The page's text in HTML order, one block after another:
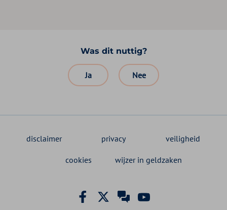
Was dit nuttig?
Ja Nee
disclaimer privacy veiligheid
cookies wijzer in geldzaken
Facebook Zilveren Kruis
X Zilveren Kruis
Zilveren Kruis
YouTube